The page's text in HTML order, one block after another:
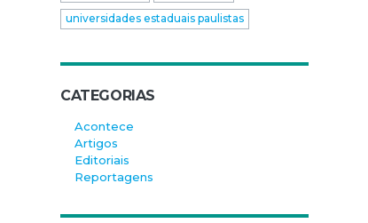
universidades estaduais paulistas
CATEGORIAS
Acontece
Artigos
Editoriais
Reportagens